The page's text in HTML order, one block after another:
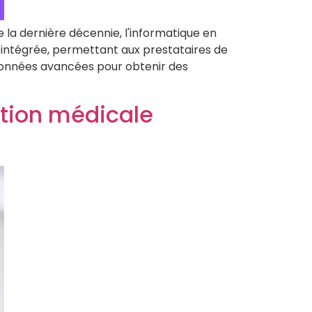
dernière décennie, l'informatique en
permettant aux prestataires de
avancées pour obtenir des
médicale